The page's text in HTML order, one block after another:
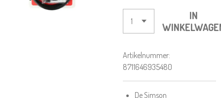
IN
Artikelnummer:
8711646935480
De Simson